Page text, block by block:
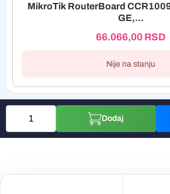
MikroTik RouterBoard
GE,...
66.066,00 RSD
Nije na stanju
Dodaj